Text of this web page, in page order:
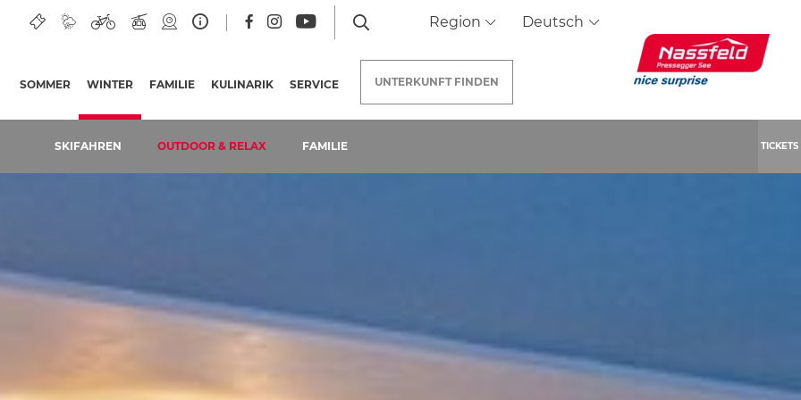
Region Deutsch
SOMMER WINTER (AKTUELLE SEITE)
SKIFAHREN OUTDOOR & RELAX FAMILIE TICKETS
FAMILIE KULINARIK SERVICE UNTERKUNFT FINDEN
See